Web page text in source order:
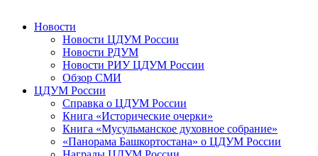
Новости
Новости ЦДУМ России
Новости РДУМ
Новости РИУ ЦДУМ России
Обзор СМИ
ЦДУМ России
Справка о ЦДУМ России
Книга «Исторические очерки»
Книга «Мусульманское духовное собрание»
«Панорама Башкортостана» о ЦДУМ России